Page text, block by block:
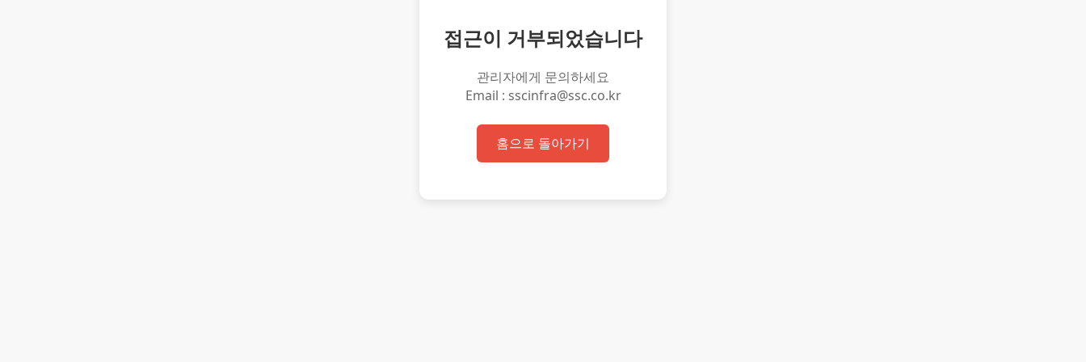
접근이 거부되었습니다
관리자에게 문의하세요
Email : sscinfra@ssc.co.kr
홈으로 돌아가기